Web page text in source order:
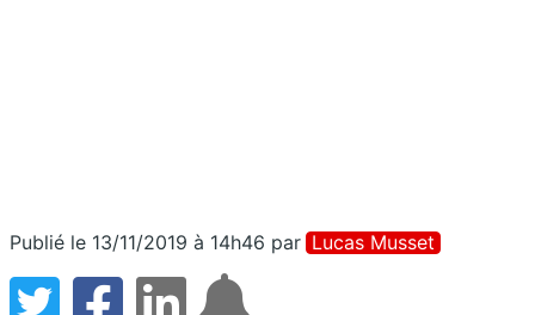
Publié le 13/11/2019 à 14h46 par Lucas Musset